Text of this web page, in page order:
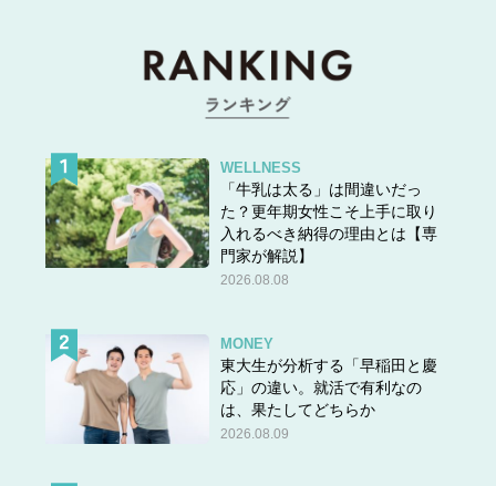
WELLNESS
「牛乳は太る」は間違いだっ
た？更年期女性こそ上手に取り
入れるべき納得の理由とは【専
門家が解説】
2026.08.08
MONEY
東大生が分析する「早稲田と慶
応」の違い。就活で有利なの
は、果たしてどちらか
2026.08.09